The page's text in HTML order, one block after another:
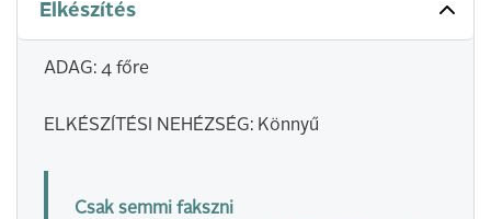
Elkészítés
ADAG: 4 főre
ELKÉSZÍTÉSI NEHÉZSÉG: Könnyű
Csak semmi fakszni